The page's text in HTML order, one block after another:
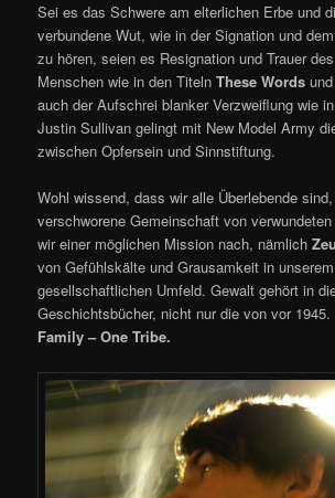
Sei es das Schwere am elterlichen Erbe und
verbundene Wut, wie in der Signation und
zu hören, seien es Resignation und Trauer
Menschen wie in den TitelnThese Words
auch der Aufschrei blanker Verzweiflung wie
Justin Sullivan gelingt mit New Model Army
zwischen Opfersein und Sinnstiftung.
Wohl wissend, dass wir alle Überlebende
verschworene Gemeinschaft von
wir einer möglichen Mission nach, nämlich
von Gefühlskälte und Grausamkeit in
gesellschaftlichen Umfeld. Gewalt gehört in
Geschichtsbücher, nicht nur die von vor
Family – One Tribe.